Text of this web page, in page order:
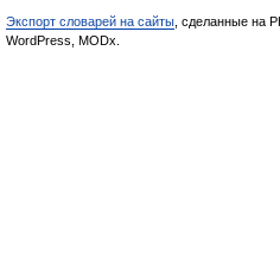
Экспорт словарей на сайты , сделанные на
WordPress, MODx.